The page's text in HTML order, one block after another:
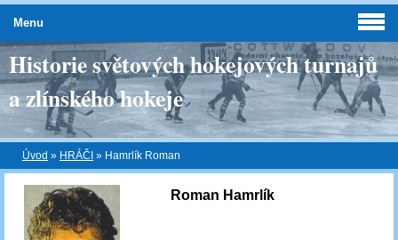
Historie světových hokejových turnajů
a zlínského hokeje
Úvod » HRÁČI » Hamrlík Roman
Roman Hamrlík
Menu